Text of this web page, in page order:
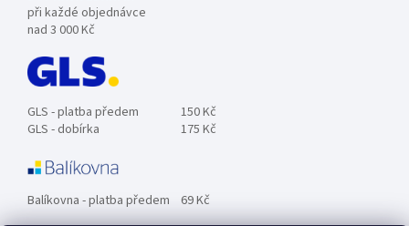
při každé objednávce
nad 3 000 Kč
GLS - platba předem
150 Kč
GLS - dobírka
175 Kč
Balíkovna - platba předem 69 Kč